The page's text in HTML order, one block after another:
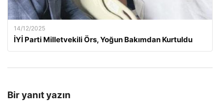
14/12/2025
İYİ Parti Milletvekili Örs, Yoğun Bakımdan Kurtuldu
Bir yanıt yazın